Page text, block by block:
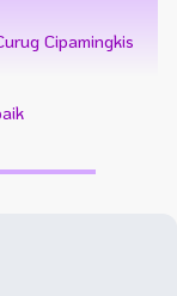
Cipamingkis